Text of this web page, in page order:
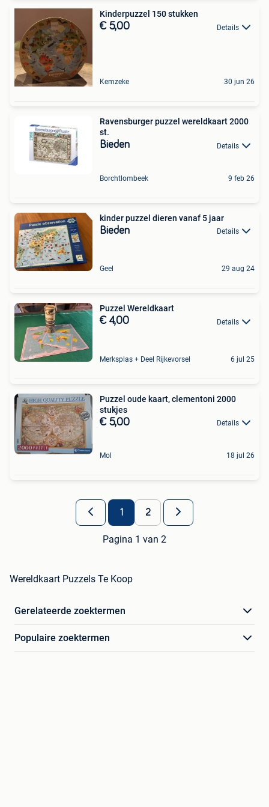
Kinderpuzzel 150 stukken
€ 5,00 Details
Kemzeke 30 jun 26
Ravensburger puzzel wereldkaart 2000
st.
Bieden Details
Borchtlombeek 9 feb 26
kinder puzzel dieren vanaf 5 jaar
Bieden Details
Geel 29 aug 24
Puzzel Wereldkaart
€ 4,00 Details
Merksplas + Deel Rijkevorsel 6 jul 25
Puzzel oude kaart, clementoni 2000
stukjes
€ 5,00 Details
Mol 18 jul 26
1 2
Pagina 1 van 2
Wereldkaart Puzzels Te Koop
Gerelateerde zoektermen
Populaire zoektermen